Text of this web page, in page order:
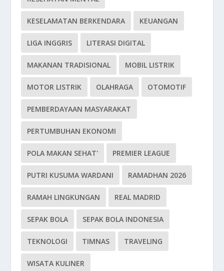
KESELAMATAN BERKENDARA KEUANGAN
LIGA INGGRIS LITERASI DIGITAL
MAKANAN TRADISIONAL MOBIL LISTRIK
MOTOR LISTRIK OLAHRAGA OTOMOTIF
PEMBERDAYAAN MASYARAKAT
PERTUMBUHAN EKONOMI
POLA MAKAN SEHAT' PREMIER LEAGUE
PUTRI KUSUMA WARDANI RAMADHAN 2026
RAMAH LINGKUNGAN REAL MADRID
SEPAK BOLA SEPAK BOLA INDONESIA
TEKNOLOGI TIMNAS TRAVELING
WISATA KULINER